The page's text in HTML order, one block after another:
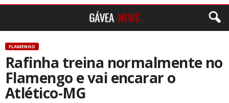
FLAMENGO
Rafinha treina normalmente no
Flamengo e vai encarar o
Atlético-MG